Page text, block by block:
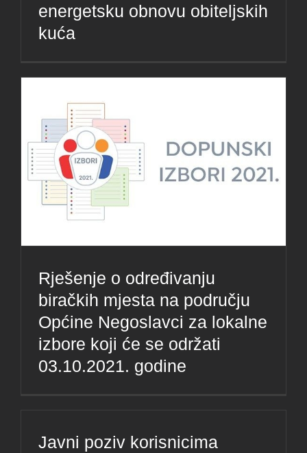
energetsku obnovu obiteljskih
kuća
Rješenje o određivanju
biračkih mjesta na području
Općine Negoslavci za lokalne
izbore koji će se održati
03.10.2021. godine
Javni poziv korisnicima